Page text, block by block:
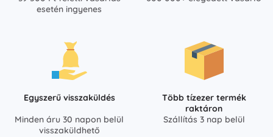
esetén ingyenes
Egyszerű visszaküldés
Minden áru 30 napon belül
visszaküldhető
Több tízezer termék
raktáron
Szállítás 3 nap belül